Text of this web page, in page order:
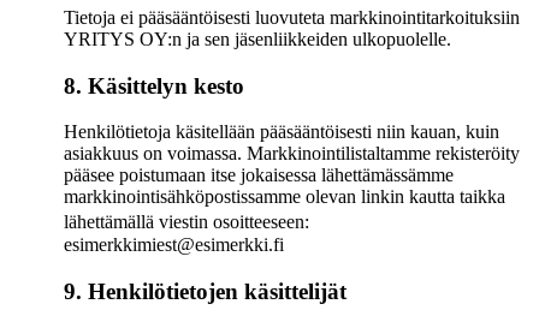
Tietoja ei pääsääntöisesti luovuteta markkinointitarkoituksiin
YRITYS OY:n ja sen jäsenliikkeiden ulkopuolelle.
8. Käsittelyn kesto
Henkilötietoja käsitellään pääsääntöisesti niin kauan, kuin
asiakkuus on voimassa. Markkinointilistaltamme rekisteröity
pääsee poistumaan itse jokaisessa lähettämässämme
markkinointisähköpostissamme olevan linkin kautta taikka
lähettämällä viestin osoitteeseen:
esimerkkimiest@esimerkki.fi
9. Henkilötietojen käsittelijät